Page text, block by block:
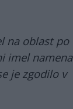
na oblast po
imel namena
je zgodilo v